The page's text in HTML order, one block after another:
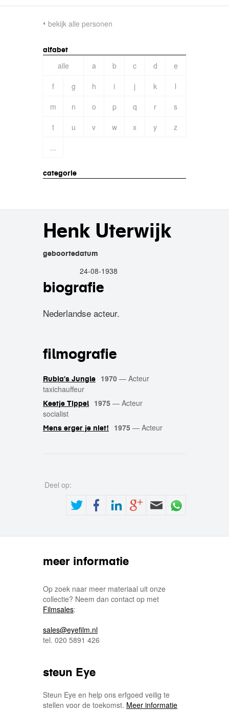
bekijk alle personen
alfabet
alle a b c d
e
f
g h i j k
l
m
n o p q r
s
t
u v w x y
z
...
categorie
Henk Uterwijk
geboortedatum
24-08-1938
biografie
Nederlandse acteur.
filmografie
Rubia's Jungle 1970 — Acteur
taxichauffeur
Keetje Tippel 1975 — Acteur
socialist
Mens erger je niet! 1975 — Acteur
Deel op:
meer informatie
Op zoek naar meer materiaal uit onze
collectie? Neem dan contact op met
Filmsales:
sales@eyefilm.nl
tel. 020 5891 426
steun Eye
Steun Eye en help ons erfgoed veilig te
stellen voor de toekomst. Meer informatie